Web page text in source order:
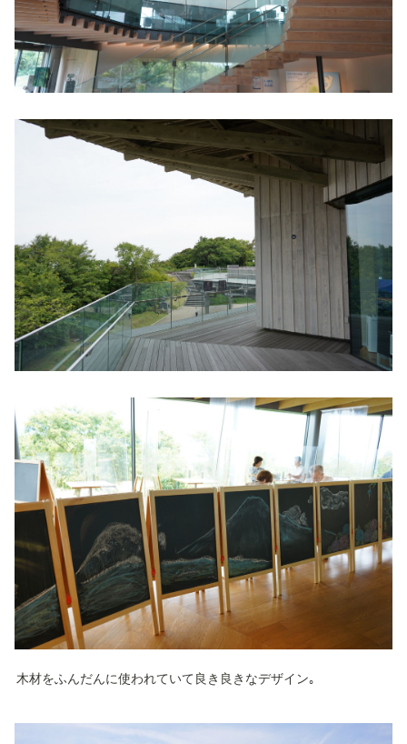
木材をふんだんに使われていて良き良きなデザイン｡